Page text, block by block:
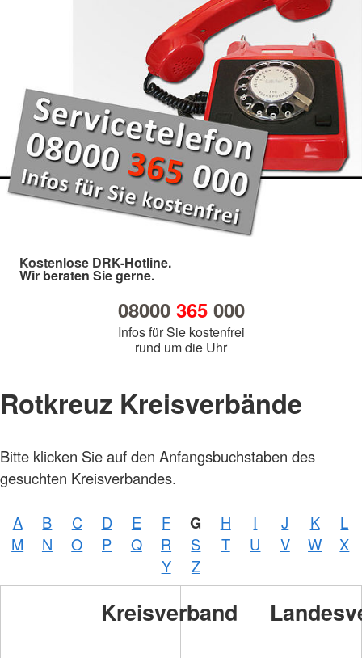
Kostenlose DRK-Hotline.
Wir beraten Sie gerne.
08000 365000
Infos für Sie kostenfrei
rund um die Uhr
Rotkreuz Kreisverbände
Bitte klicken Sie auf den Anfangsbuchstaben des
gesuchten Kreisverbandes.
A B C D E F G H I J K
L
M
N O P Q R S T U V W
X
Y
Z
Kreisverband